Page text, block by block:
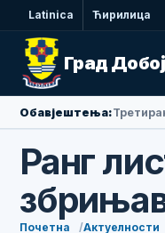
Latinica Ћирилица
Град Добој
Обавјештења:
Ранг
Почетна Актуелности